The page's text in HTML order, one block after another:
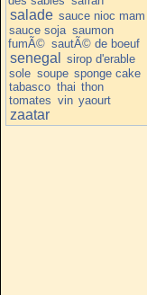
salade sauce nioc mam
sauce soja saumon
fumÃ© sautÃ© de boeuf
senegal
sirop d'erable
sole soupe sponge cake
tabasco thai thon
tomates vin yaourt
zaatar